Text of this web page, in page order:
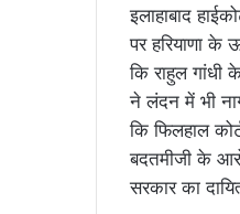
इलाहाबाद
पर हरियाणा के
कि राहुल गांधी
ने लंदन में भी
कि फिलहाल
बदतमीजी के
सरकार का